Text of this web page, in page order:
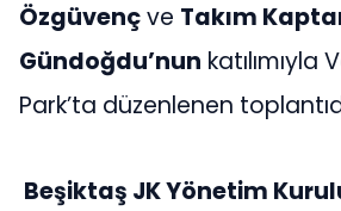
Özgüvençve Takım
Gündoğdu’nun katılımıyla
Park’ta düzenlenen
Beşiktaş JK Yönetim